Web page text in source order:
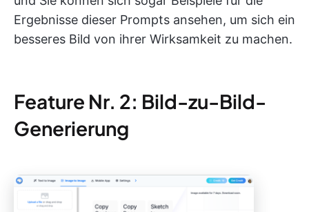
Ergebnisse dieser Prompts ansehen, um sich ein
besseres Bild von ihrer Wirksamkeit zu machen.
Feature Nr. 2: Bild-zu-Bild-
Generierung